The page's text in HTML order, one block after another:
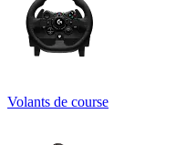
Volants de course